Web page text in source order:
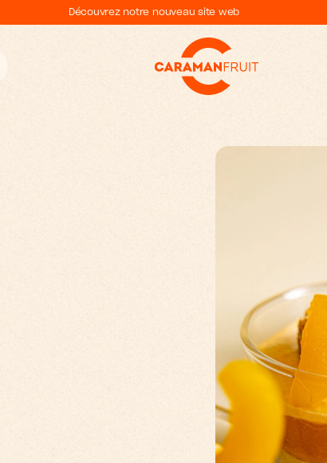
Découvrez notre nouveau site web